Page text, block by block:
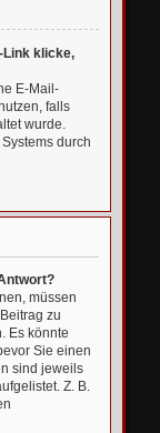
Link klicke,
E-Mail-
falls
wurde.
durch
müssen
zu
Es könnte
Sie einen
sind jeweils
Z. B.